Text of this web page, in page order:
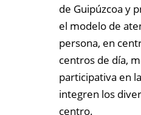
de Guipúzcoa y
el modelo de
persona, en
centros de día,
participativa en
integren los
centro.